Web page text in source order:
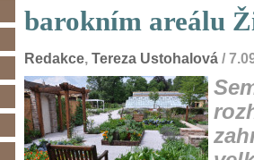
barokním areálu
Redakce, Tereza Ustohalová /